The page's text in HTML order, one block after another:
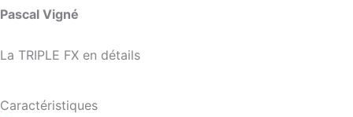
Pascal Vigné
La TRIPLE FX en détails
Caractéristiques